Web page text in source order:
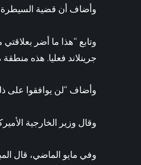
وأضاف أن قضية السيطرة
وتابع “هذا ما أضر
جرينلاند فعليا. هذه
وأضاف “لن يوافقوا على
وقال وزير الخارجية
وفي مايو الماضي، قال